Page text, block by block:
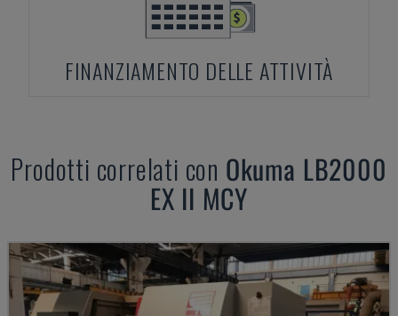
FINANZIAMENTO DELLE ATTIVITÀ
Prodotti correlati con Okuma LB2000
EX II MCY